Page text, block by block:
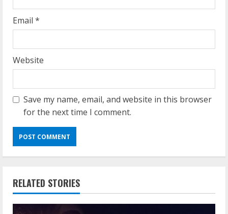
Email *
Website
Save my name, email, and website in this browser
for the next time I comment.
RELATED STORIES